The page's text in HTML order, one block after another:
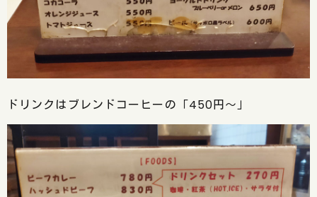
ドリンクはブレンドコーヒーの「450円～」